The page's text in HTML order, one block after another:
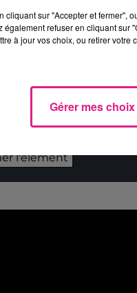
de 90 ans ».
totalementgratuite
dépôt de cookies
accord en cliquant
l'élément
cliquant sur "Accepter et fermer",
également refuser en cliquant
à jour vos choix, ou retirer
Gérer mes choix